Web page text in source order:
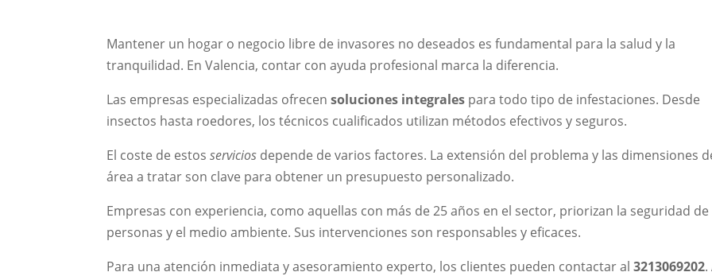
Mantener un hogar o negocio libre de invasores no deseados es fundamental para la salud y la
tranquilidad. En Valencia, contar con ayuda profesional marca la diferencia.
Las empresas especializadas ofrecensoluciones integrales para todo tipo de infestaciones. Desde
insectos hasta roedores, los técnicos cualificados utilizan métodos efectivos y seguros.
El coste de estosservicios depende de varios factores. La extensión del problema y las dimensiones
área a tratar son clave para obtener un presupuesto personalizado.
Empresas con experiencia, como aquellas con más de 25 años en el sector, priorizan la seguridad de
personas y el medio ambiente. Sus intervenciones son responsables y eficaces.
Para una atención inmediata y asesoramiento experto, los clientes pueden contactar al3213069202.